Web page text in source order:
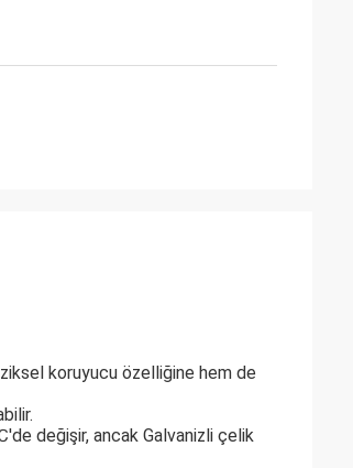
koruyucu özelliğine hem de
değişir, ancak Galvanizli çelik